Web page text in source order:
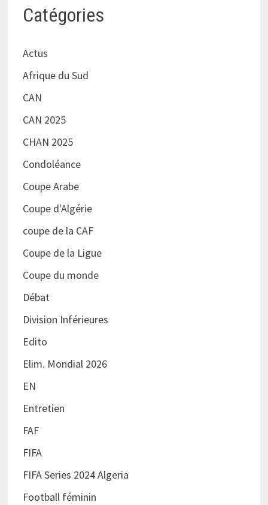
Catégories
Actus
Afrique du Sud
CAN
CAN 2025
CHAN 2025
Condoléance
Coupe Arabe
Coupe d'Algérie
coupe de la CAF
Coupe de la Ligue
Coupe du monde
Débat
Division Inférieures
Edito
Elim. Mondial 2026
EN
Entretien
FAF
FIFA
FIFA Series 2024 Algeria
Football féminin